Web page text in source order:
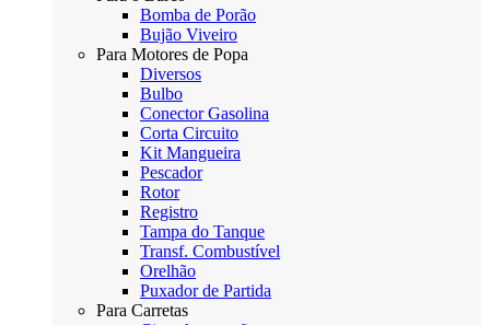
Bomba de Porão
Bujão Viveiro
Para Motores de Popa
Diversos
Bulbo
Conector Gasolina
Corta Circuito
Kit Mangueira
Pescador
Rotor
Registro
Tampa do Tanque
Transf. Combustível
Orelhão
Puxador de Partida
Para Carretas